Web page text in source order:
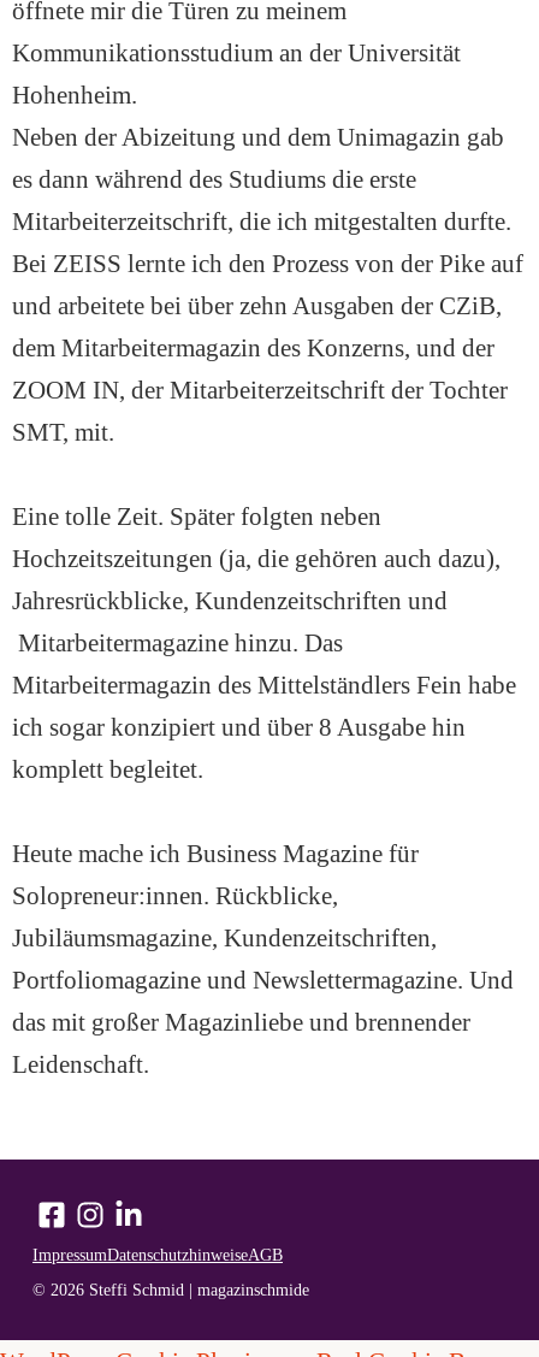
öffnete mir die Türen zu meinem
Kommunikationsstudium an der Universität
Hohenheim.
Neben der Abizeitung und dem Unimagazin gab
es dann während des Studiums die erste
Mitarbeiterzeitschrift, die ich mitgestalten durfte.
Bei ZEISS lernte ich den Prozess von der Pike auf
und arbeitete bei über zehn Ausgaben der CZiB,
dem Mitarbeitermagazin des Konzerns, und der
ZOOM IN, der Mitarbeiterzeitschrift der Tochter
SMT, mit.
Eine tolle Zeit. Später folgten neben
Hochzeitszeitungen (ja, die gehören auch dazu),
Jahresrückblicke, Kundenzeitschriften und
Mitarbeitermagazine hinzu. Das
Mitarbeitermagazin des Mittelständlers Fein habe
ich sogar konzipiert und über 8 Ausgabe hin
komplett begleitet.
Heute mache ich Business Magazine für
Solopreneur:innen. Rückblicke,
Jubiläumsmagazine, Kundenzeitschriften,
Portfoliomagazine und Newslettermagazine. Und
das mit großer Magazinliebe und brennender
Leidenschaft.
© 2026 Steffi Schmid | magazinschmide
ImpressumDatenschutzhinweiseAGB